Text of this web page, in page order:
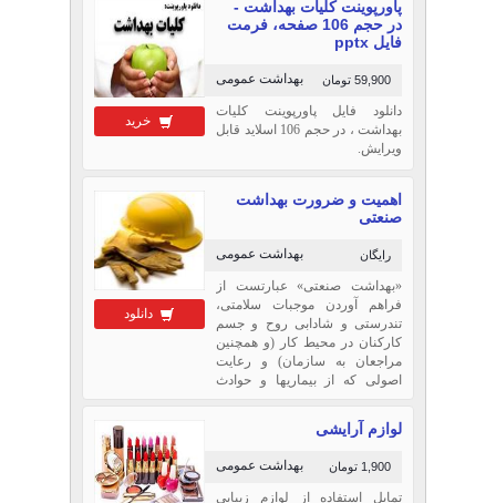
مختلف، بالطبع عوامل زیان آوری
وجود دارد كه سلامت كاربران را
تهدید می
خرید
پاورپوینت کليات بهداشت -
در حجم 106 صفحه، فرمت
فایل pptx
بهداشت عمومی 59,900 تومان
دانلود فایل پاورپوینت کليات
بهداشت ، در حجم 106 اسلاید قابل
ویرایش.
دانلود
اهمیت و ضرورت بهداشت
صنعتی
بهداشت عمومی رایگان
«بهداشت صنعتی» عبارتست از
فراهم آوردن موجبات سلامتی،
تندرستی و شادابی روح و جسم
کارکنان در محیط کار (و همچنین
مراجعان به سازمان) و رعایت
اصولی که از بیماریها و حوادث
می‎کند. موضوع بهداشت و حفظ
لوازم آرایشی
بهداشت عمومی 1,900 تومان
تمایل استفاده از لوازم زیبایی